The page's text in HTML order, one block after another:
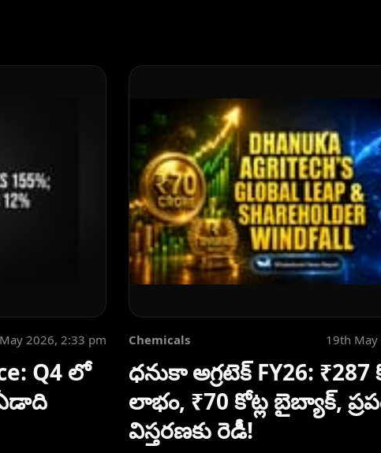
2026, 2:33 pm
Q4 లో
Chemicals 19th
ధనుకా అగ్రటెక్ FY26: ₹287
లాభం, ₹70 కోట్ల బైబ్యాక్,
విస్తరణకు రెడీ!